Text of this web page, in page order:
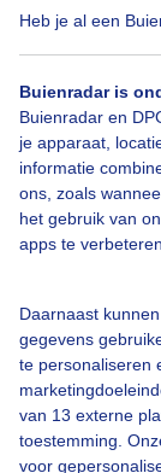
Heb je al een
Buienradar is
Buienradar en
je apparaat,
informatie
ons, zoals
het gebruik van
apps te verbeteren.
Daarnaast
gegevens
te personaliseren
van 13 externe
toestemming.
voor
Over
Veelgestelde
Contact
Buienradar
Privacy beleid
Cookie beleid
Privacy